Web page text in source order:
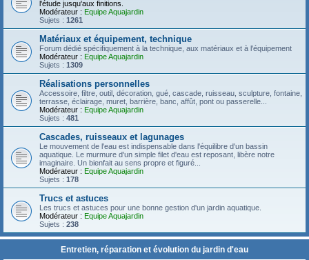
l'étude jusqu'aux finitions.
Modérateur : Equipe Aquajardin
Sujets : 1261
Matériaux et équipement, technique
Forum dédié spécifiquement à la technique, aux matériaux et à l'équipement
Modérateur : Equipe Aquajardin
Sujets : 1309
Réalisations personnelles
Accessoire, filtre, outil, décoration, gué, cascade, ruisseau, sculpture, fontaine,
terrasse, éclairage, muret, barrière, banc, affût, pont ou passerelle...
Modérateur : Equipe Aquajardin
Sujets : 481
Cascades, ruisseaux et lagunages
Le mouvement de l'eau est indispensable dans l'équilibre d'un bassin
aquatique. Le murmure d'un simple filet d'eau est reposant, libère notre
imaginaire. Un bienfait au sens propre et figuré...
Modérateur : Equipe Aquajardin
Sujets : 178
Trucs et astuces
Les trucs et astuces pour une bonne gestion d'un jardin aquatique.
Modérateur : Equipe Aquajardin
Sujets : 238
Entretien, réparation et évolution du jardin d'eau